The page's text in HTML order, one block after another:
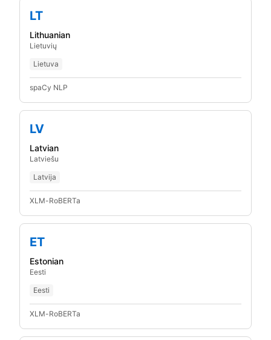
LT
Lithuanian
Lietuvių
Lietuva
spaCy NLP
LV
Latvian
Latviešu
Latvija
XLM-RoBERTa
ET
Estonian
Eesti
Eesti
XLM-RoBERTa